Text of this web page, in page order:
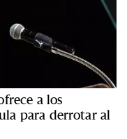
a los
para derrotar al